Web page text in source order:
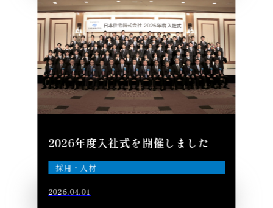
2026年度入社式を開催しました
採用・人材
2026.04.01